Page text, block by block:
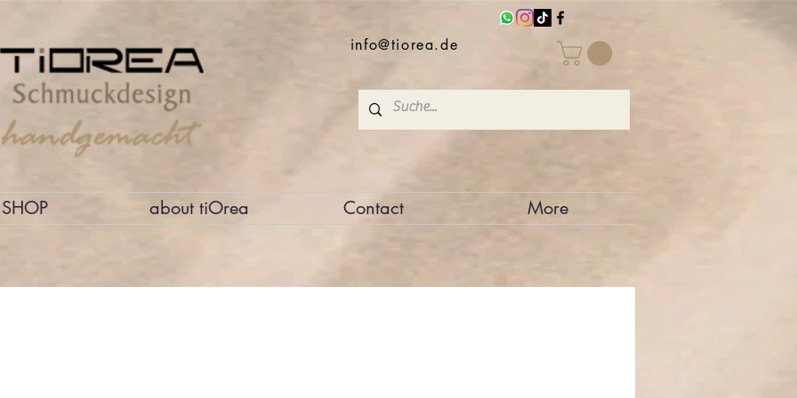
info@tiorea.de
SHOP about tiOrea Contact More